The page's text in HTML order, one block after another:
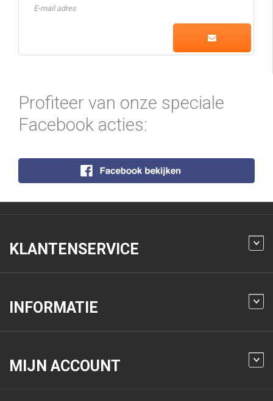
Profiteer van onze speciale
Facebook acties:
KLANTENSERVICE
INFORMATIE
MIJN ACCOUNT